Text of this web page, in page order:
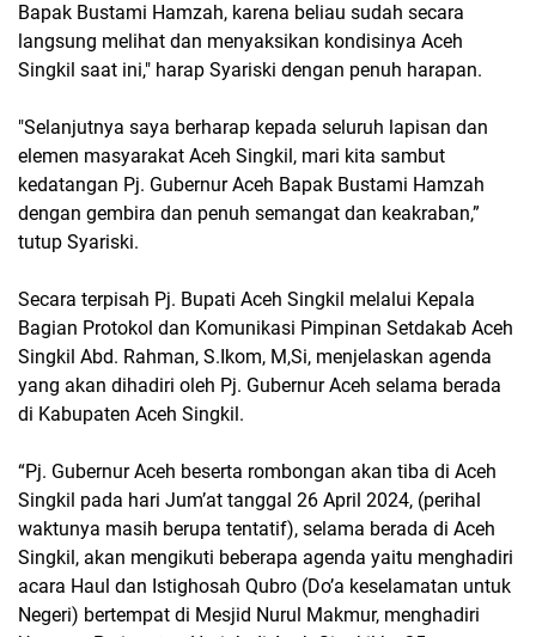
Bapak Bustami Hamzah, karena beliau sudah secara
langsung melihat dan menyaksikan kondisinya Aceh
Singkil saat ini," harap Syariski dengan penuh harapan.
"Selanjutnya saya berharap kepada seluruh lapisan dan
elemen masyarakat Aceh Singkil, mari kita sambut
kedatangan Pj. Gubernur Aceh Bapak Bustami Hamzah
dengan gembira dan penuh semangat dan keakraban,”
tutup Syariski.
Secara terpisah Pj. Bupati Aceh Singkil melalui Kepala
Bagian Protokol dan Komunikasi Pimpinan Setdakab Aceh
Singkil Abd. Rahman, S.Ikom, M,Si, menjelaskan agenda
yang akan dihadiri oleh Pj. Gubernur Aceh selama berada
di Kabupaten Aceh Singkil.
“Pj. Gubernur Aceh beserta rombongan akan tiba di Aceh
Singkil pada hari Jum’at tanggal 26 April 2024, (perihal
waktunya masih berupa tentatif), selama berada di Aceh
Singkil, akan mengikuti beberapa agenda yaitu menghadiri
acara Haul dan Istighosah Qubro (Do’a keselamatan untuk
Negeri) bertempat di Mesjid Nurul Makmur, menghadiri